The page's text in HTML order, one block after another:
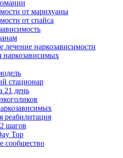
от марихуаны
от спайса
лечение наркозависимости
наркозависимых
стационар
21 день
реабилитация
шагов
Top
сообщество